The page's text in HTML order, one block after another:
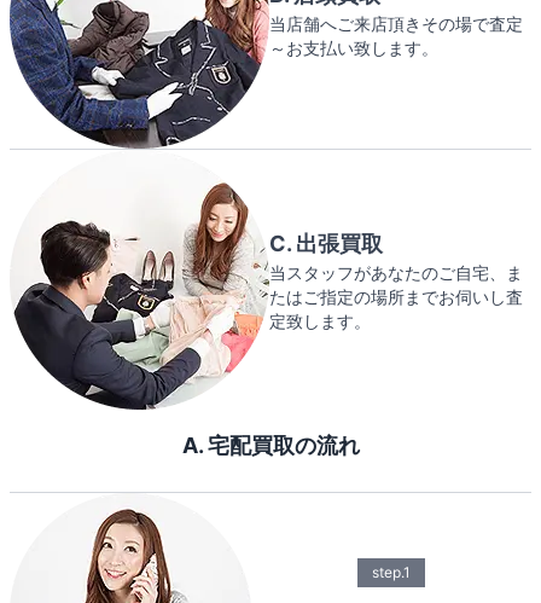
当店舗へご来店頂きその場で査定
～お支払い致します。
C. 出張買取
当スタッフがあなたのご自宅、ま
たはご指定の場所までお伺いし査
定致します。
A. 宅配買取の流れ
step.1